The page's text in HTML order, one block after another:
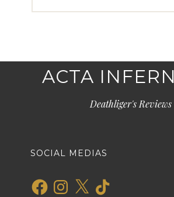
ACTA
Deathliger's Reviews
SOCIAL MEDIAS
FacebookInstagram
X TikTok